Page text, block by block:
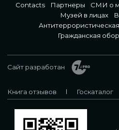
Contacts
Партнеры СМИ о
Музей в лицах
Гражданская
Сайт разработан
Книга отзывов Госкаталог